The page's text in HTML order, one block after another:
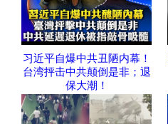
习近平自爆中共丑陋内幕！
台湾抨击中共颠倒是非；退
保大潮！